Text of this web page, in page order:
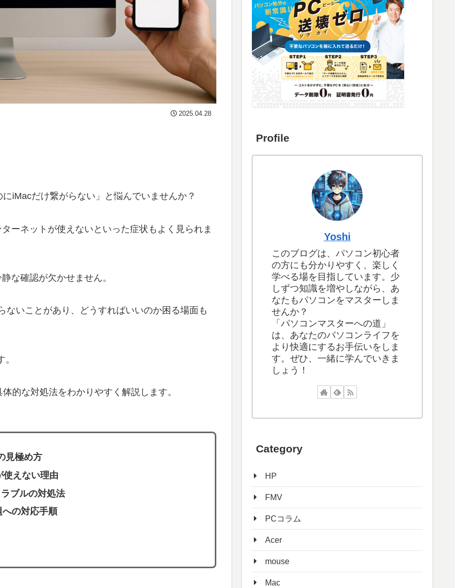
2025.04.28
iMacだけ繋がらない」と悩んでいませんか？
ーネットが使えないといった症状もよく見られま
な確認が欠かせません。
いことがあり、どうすればいいのか困る場面も
的な対処法をわかりやすく解説します。
見極め方
使えない理由
ブルの対処法
の対応手順
Profile
Yoshi
このブログは、パソコン初心者
の方にも分かりやすく、楽しく
学べる場を目指しています。少
しずつ知識を増やしながら、あ
なたもパソコンをマスターしま
せんか？
「パソコンマスターへの道」
は、あなたのパソコンライフを
より快適にするお手伝いをしま
す。ぜひ、一緒に学んでいきま
しょう！
Category
HP
FMV
PCコラム
Acer
mouse
Mac